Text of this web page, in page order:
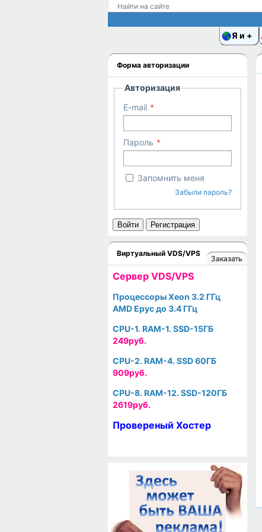
Я и
Форма авторизации
Авторизация
E-mail
Пароль
Запомнить меня
Забыли пароль?
Войти Регистрация
Виртуальный VDS/VPS
Заказать
Cервер VDS/VPS
Процессоры Xeon 3.2 ГГц
AMD Epyc до 3.4 ГГц
CPU-1. RAM-1. SSD-15ГБ
249руб.
CPU-2. RAM-4. SSD 60ГБ
909руб.
CPU-8. RAM-12. SSD-120ГБ
2619руб.
Провереный Хостер